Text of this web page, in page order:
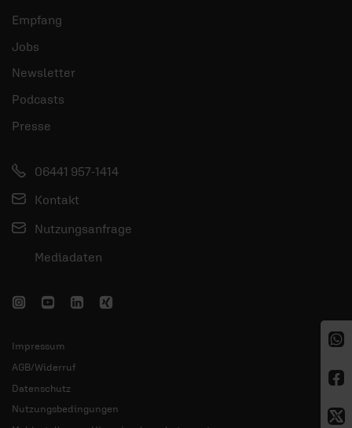
Empfang
Jobs
Newsletter
Podcasts
Presse
06441 957-1414
Kontakt
Nutzungsanfrage
Mediadaten
Impressum
AGB/Widerruf
Datenschutz
Nutzungsbedingungen